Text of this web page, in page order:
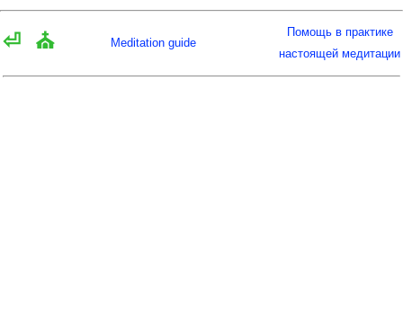
⏎ ⛪ Meditation guide
Помощь в практике
настоящей медитации